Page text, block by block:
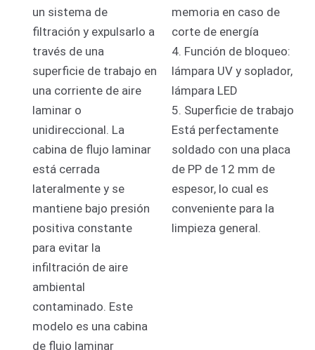
un sistema de
filtración y expulsarlo a
través de una
superficie de trabajo en
una corriente de aire
laminar o
unidireccional. La
cabina de flujo laminar
está cerrada
lateralmente y se
mantiene bajo presión
positiva constante
para evitar la
infiltración de aire
ambiental
contaminado. Este
modelo es una cabina
de flujo laminar
memoria en caso de
corte de energía
4. Función de bloqueo:
lámpara UV y soplador,
lámpara LED
5. Superficie de trabajo
Está perfectamente
soldado con una placa
de PP de 12 mm de
espesor, lo cual es
conveniente para la
limpieza general.